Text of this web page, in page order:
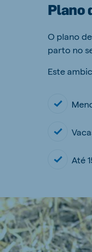
Plano
O plano
parto no
Este
Até